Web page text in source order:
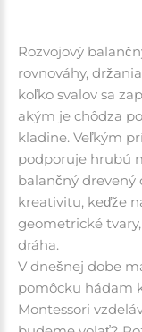
Rozvojový
rovnováhy,
koľko svalov sa
akým je chôdza
kladine. Veľkým
podporuje hrubú
balančný
kreativitu, keďže
geometrické
dráha.
V dnešnej dobe
pomôcku hádam
Montessori